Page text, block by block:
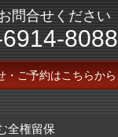
問合せください
8088
・ご予約はこちらから
全権留保